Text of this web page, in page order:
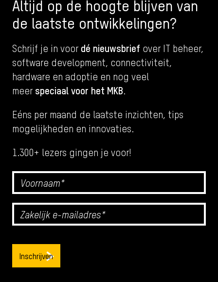
Altijd op de hoogte blijven van
de laatste ontwikkelingen?
Schrijf je in voor dé nieuwsbrief over IT beheer,
software development, connectiviteit,
hardware en adoptie en nog veel
meer speciaal voor het MKB.
Eéns per maand de laatste inzichten, tips
mogelijkheden en innovaties.
1.300+ lezers gingen je voor!